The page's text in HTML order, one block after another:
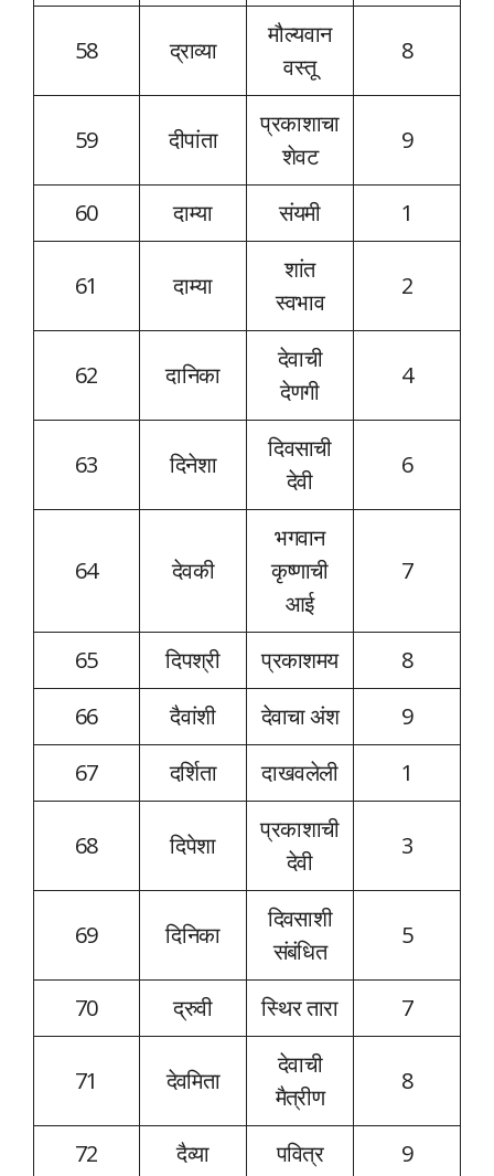
58 द्राव्या
मौल्यवान
वस्तू
8
59 दीपांता
प्रकाशाचा
शेवट
9
60 दाम्या संयमी 1
61 दाम्या
शांत
स्वभाव
2
62 दानिका
देवाची
देणगी
4
63 दिनेशा
दिवसाची
देवी
6
64 देवकी
भगवान
कृष्णाची
आई
7
65 दिपश्री प्रकाशमय
8
66
दैवांशी देवाचा अंश
9
67
दर्शिता दाखवलेली 1
68 दिपेशा
प्रकाशाची
देवी
3
69 दिनिका
दिवसाशी
संबंधित
5
70 द्रुवी स्थिर तारा 7
71 देवमिता
देवाची
मैत्रीण
8
72 दैव्या पवित्र 9